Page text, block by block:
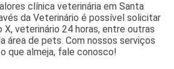
clínica veterinária em Santa
da Veterinário é possível solicitar
X, veterinário 24 horas, entre outras
área de pets. Com nossos serviços
que almeja, fale conosco!